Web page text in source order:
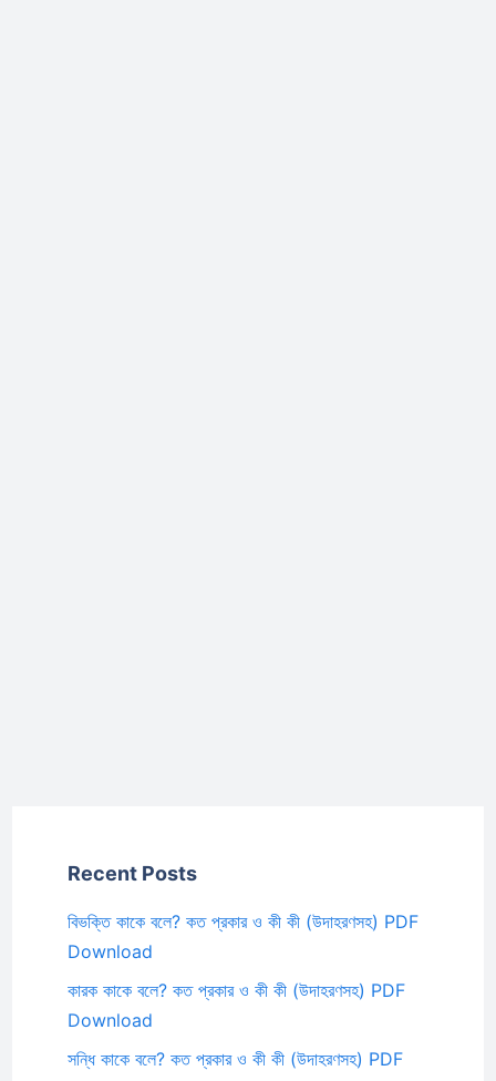
Recent Posts
বিভক্তি কাকে বলে? কত প্রকার ও কী কী (উদাহরণসহ) PDF
Download
কারক কাকে বলে? কত প্রকার ও কী কী (উদাহরণসহ) PDF
Download
সন্ধি কাকে বলে? কত প্রকার ও কী কী (উদাহরণসহ) PDF